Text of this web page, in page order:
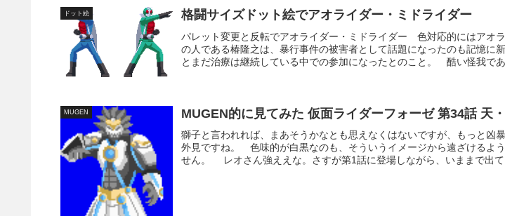
ドット絵 格闘サイズドット絵でアオライダー・ミドライダー
パレット変更と反転でアオライダー・ミドライダー 色対応的にはアオ
の人である椿隆之は、暴行事件の被害者として話題になったのも記憶に
とまだ治療は継続している中での参加になったとのこと。 酷い怪我であ
MUGEN MUGEN的に見てみた 仮面ライダーフォーゼ 第34話 天
獅子と言われれば、まあそうかなとも思えなくはないですが、もっと凶
外見ですね。 色味的が白黒なのも、そういうイメージから遠ざけるよ
せん。 レオさん強ええな。さすが第1話に登場しながら、いままで出て